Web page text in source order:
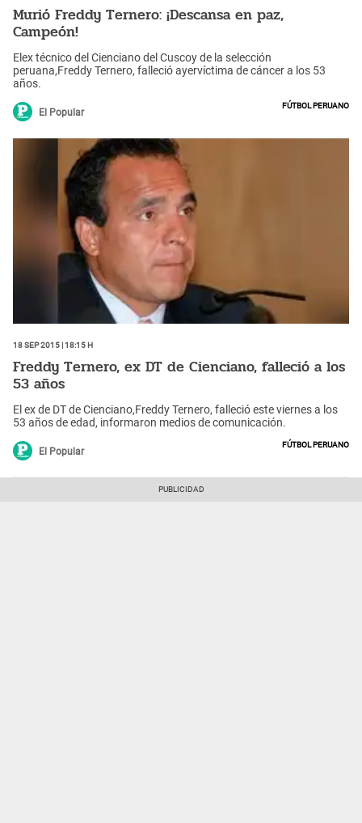
Murió Freddy Ternero: ¡Descansa en paz,
Campeón!
Elex técnico del Cienciano del Cuscoy de la selección
peruana,Freddy Ternero, falleció ayervíctima de cáncer a los 53
años.
El Popular
Fútbol peruano
18 Sep 2015 | 18:15 h
Freddy Ternero, ex DT de Cienciano, falleció a los
53 años
El ex de DT de Cienciano,Freddy Ternero, falleció este viernes a los
53 años de edad, informaron medios de comunicación.
El Popular
Fútbol peruano